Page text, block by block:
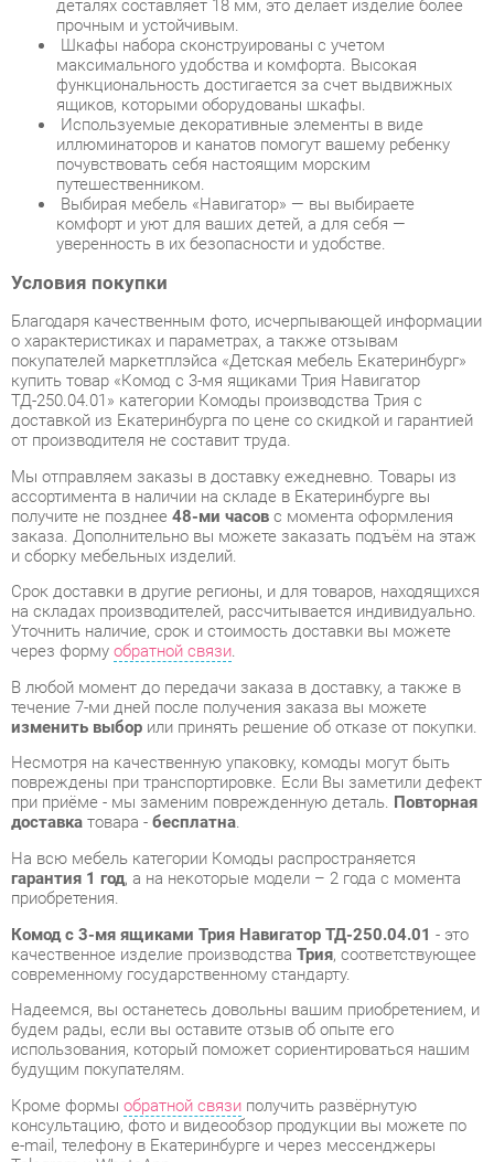
иллюминаторов и канатов помогут вашему ребенку
почувствовать себя настоящим морским
путешественником.
Выбирая мебель «Навигатор» — вы выбираете
комфорт и уют для ваших детей, а для себя —
уверенность в их безопасности и удобстве.
Условия покупки
Благодаря качественным фото, исчерпывающей информации
о характеристиках и параметрах, а также отзывам
покупателей маркетплэйса «Детская мебель Екатеринбург»
купить товар «Комод с 3-мя ящиками Трия Навигатор
доставкой из Екатеринбурга по цене со скидкой и гарантией
Мы отправляем заказы в доставку ежедневно. Товары из
ассортимента в наличии на складе в Екатеринбурге вы
получите не позднее48-ми часовс момента оформления
заказа. Дополнительно вы можете заказать подъём на этаж
и сборку мебельных изделий.
Срок доставки в другие регионы, и для товаров, находящихся
на складах производителей, рассчитывается индивидуально.
Уточнить наличие, срок и стоимость доставки вы можете
через формуобратной связи .
В любой момент до передачи заказа в доставку, а также в
течение 7-ми дней после получения заказа вы можете
Несмотря на качественную упаковку, комоды могут быть
повреждены при транспортировке. Если Вы заметили дефект
при приёме - мы заменим поврежденную деталь.
На всю мебель категории Комоды распространяется
гарантия 1 год, а на некоторые модели – 2 года с момента
Комод с 3-мя ящиками Трия Навигатор ТД-250.04.01- это
качественное изделие производстваТрия, соответствующее
современному государственному стандарту.
Надеемся, вы останетесь довольны вашим приобретением, и
будем рады, если вы оставите отзыв об опыте его
использования, который поможет сориентироваться нашим
будущим покупателям.
Кроме формы обратной связиполучить развёрнутую
консультацию, фото и видеообзор продукции вы можете по
e-mail, телефону в Екатеринбурге и через мессенджеры
Telegram и WhatsApp.
Комоды также можно сравнить между собой в нашем шоу-
руме и купить Комод с 3-мя ящиками Трия Навигатор
ТД-250.04.01, самостоятельно забрав его с нашего
адресов и магазинов смотрите на страницеконтактов.